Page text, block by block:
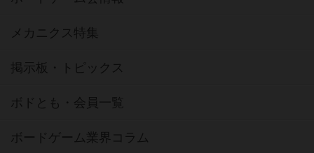
メカニクス特集
掲示板・トピックス
ボドとも・会員一覧
ボードゲーム業界コラム